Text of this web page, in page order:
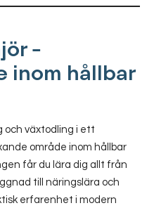
–
inom hållbar
och växtodling i ett
område inom hållbar
får du lära dig allt från
till näringslära och
erfarenhet i modern